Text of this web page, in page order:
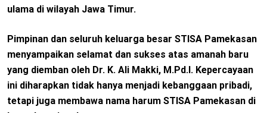
ulama di wilayah Jawa Timur.
Pimpinan dan seluruh keluarga besar STISA Pamekasan
menyampaikan selamat dan sukses atas amanah baru
yang diemban oleh Dr. K. Ali Makki, M.Pd.I. Kepercayaan
ini diharapkan tidak hanya menjadi kebanggaan pribadi,
tetapi juga membawa nama harum STISA Pamekasan di